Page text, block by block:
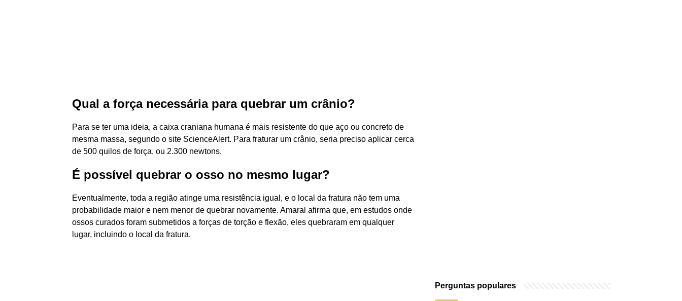
Qual a força necessária para quebrar um crânio?
Para se ter uma ideia, a caixa craniana humana é mais resistente do que aço ou concreto de
mesma massa, segundo o site ScienceAlert. Para fraturar um crânio, seria preciso aplicar cerca
de 500 quilos de força, ou 2.300 newtons.
É possível quebrar o osso no mesmo lugar?
Eventualmente, toda a região atinge uma resistência igual, e o local da fratura não tem uma
probabilidade maior e nem menor de quebrar novamente. Amaral afirma que, em estudos onde
ossos curados foram submetidos a forças de torção e flexão, eles quebraram em qualquer
lugar, incluindo o local da fratura.
Perguntas populares